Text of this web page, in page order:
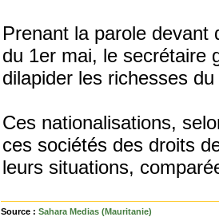
Prenant la parole devant
du 1er mai, le secrétaire
dilapider les richesses
Ces nationalisations,
ces sociétés des droits
leurs situations,
Source : Sahara Medias (Mauritanie)